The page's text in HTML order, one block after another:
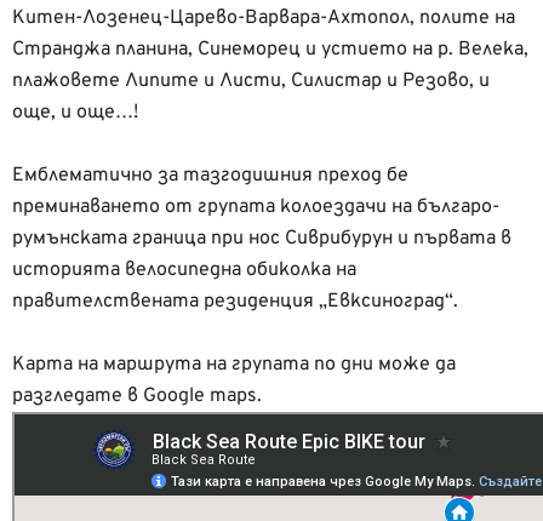
Китен-Лозенец-Царево-Варвара-Ахтопол, полите на
Странджа планина, Синеморец и устието на р. Велека,
плажовете Липите и Листи, Силистар и Резово, и
още, и още…!
Емблематично за тазгодишния преход бе
преминаването от групата колоездачи на българо-
румънската граница при нос Сиврибурун и първата в
историята велосипедна обиколка на
правителствената резиденция „Евксиноград“.
Карта на маршрута на групата по дни може да
разгледате в Google maps.